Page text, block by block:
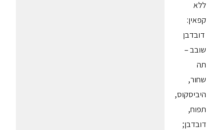
ללא
קפאין:
דובדבן
שובב –
תה
שחור,
היביסקוס,
תפוח,
דובדבן;